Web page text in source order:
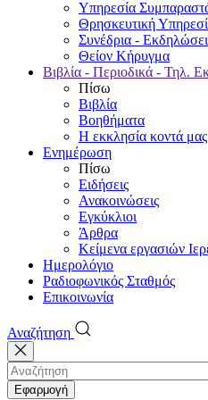
Υπηρεσία
Θρησκευτική
Συνέδρια -
Θείον Κήρυγμα
Βιβλία - Περιοδικά - Τηλ.
Πίσω
Βιβλία
Βοηθήματα
Η εκκλησία κοντά μας
Ενημέρωση
Πίσω
Ειδήσεις
Ανακοινώσεις
Εγκύκλιοι
Άρθρα
Κείμενα εργασιών
Ημερολόγιο
Ραδιοφωνικός Σταθμός
Επικοινωνία
Αναζήτηση